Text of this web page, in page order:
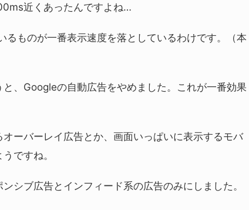
近くあったんですよね…
るものが一番表示速度を落としているわけです。（本
、Googleの自動広告をやめました。これが一番効果
ーバーレイ広告とか、画面いっぱいに表示するモバ
ですね。
シブ広告とインフィード系の広告のみにしました。